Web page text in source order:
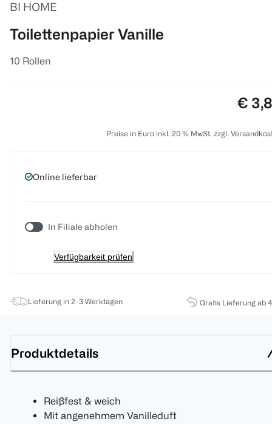
BI HOME
Toilettenpapier Vanille
10 Rollen
€
Preise in Euro inkl. 20 % MwSt. zzgl.
Online lieferbar
In Filiale abholen
Verfügbarkeit prüfen
Lieferung in 2-3 Werktagen Gratis Lieferung ab
Produktdetails
Reißfest & weich
Mit angenehmem Vanilleduft